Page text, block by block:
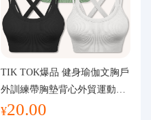
TIK TOK爆品 健身瑜伽文胸戶
外訓練帶胸墊背心外貿運動瑜
伽服女
¥20.00